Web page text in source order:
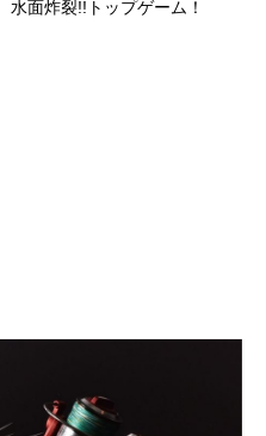
水面炸裂!!トップゲーム！